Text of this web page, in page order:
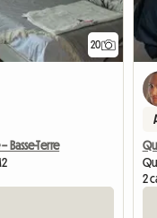
20
Basse-Terre
2